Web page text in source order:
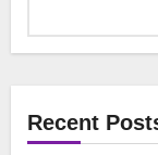
Recent